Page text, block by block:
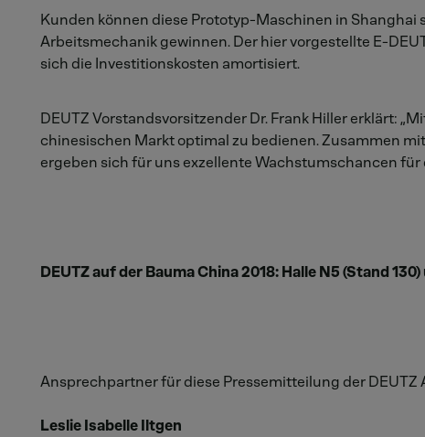
Kunden können diese Prototyp-Maschinen in
Arbeitsmechanik gewinnen. Der hier vorgestellte E-
sich die Investitionskosten amortisiert.
DEUTZ Vorstandsvorsitzender Dr. Frank Hiller erklärt:
chinesischen Markt optimal zu bedienen. Zusammen
ergeben sich für uns exzellente Wachstumschancen für
DEUTZ auf der Bauma China 2018: Halle N5 (Stand
Ansprechpartner für diese Pressemitteilung der DEUTZ
Leslie Isabelle Iltgen